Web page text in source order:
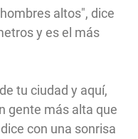
altos", dice
y es el más
tu ciudad y aquí,
gente más alta que
con una sonrisa